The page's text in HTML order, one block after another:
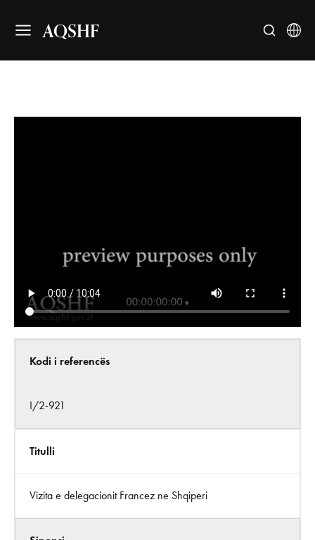
AQSHF
Kodi i referencës
I/2-921
Titulli
Vizita e delegacionit Francez ne Shqiperi